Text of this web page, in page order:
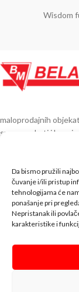
Da bismo pružili
čuvanje i/ili pristup
tehnologijama će
ponašanje pri
Nepristanak ili
karakteristike i
Wisdom
maloprodajnih
supermarketi i
distribuciju preko
KNTAKT INFO
BELA SHOP
Bela